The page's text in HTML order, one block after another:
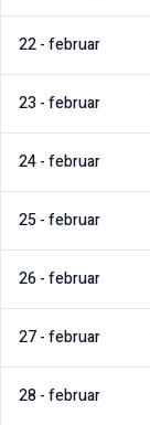
22-februar
23 -februar
24-februar
25-februar
26-februar
27-februar
28-februar